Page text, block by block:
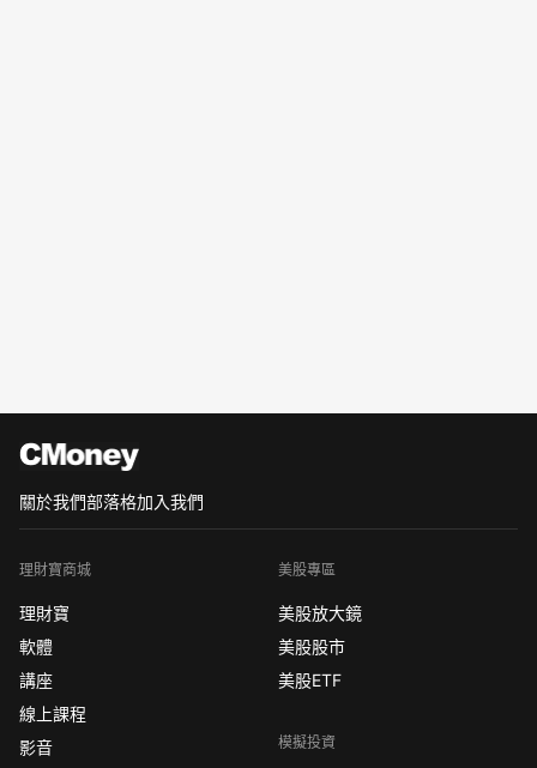
關於我們部落格加入我們
理財寶商城
理財寶
軟體
講座
線上課程
影音
美股專區
美股放大鏡
美股股市
美股ETF
模擬投資